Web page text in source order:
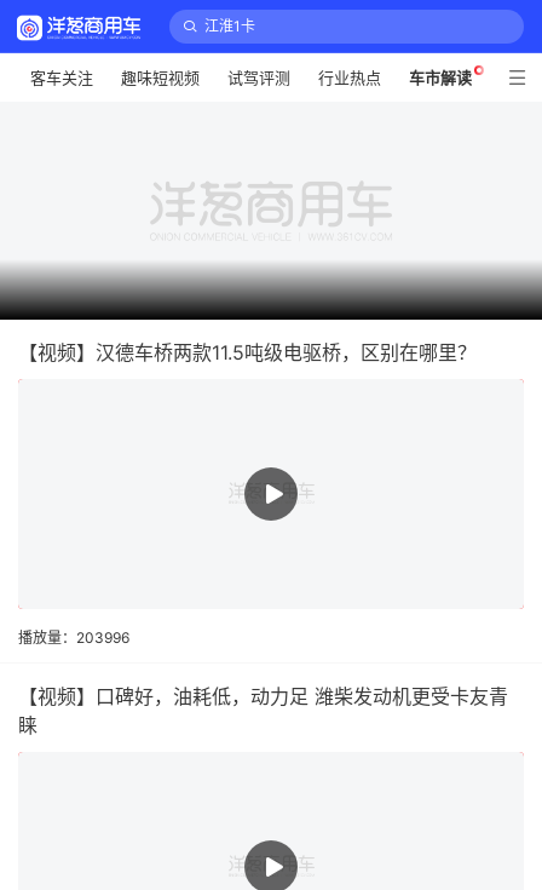
江淮1卡
摆摊卡车
三一动力
绿通
江铃域虎
祥菱
国六排放
侠客勇
客车关注 趣味短视频 试驾评测 行业热点 车市解读 录
【视频】汉德车桥两款11.5吨级电驱桥，区别在哪里？
播放量：203996
【视频】口碑好，油耗低，动力足 潍柴发动机更受卡友青
睐